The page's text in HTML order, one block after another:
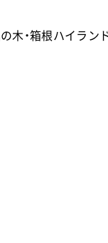
木・箱根ハイラン